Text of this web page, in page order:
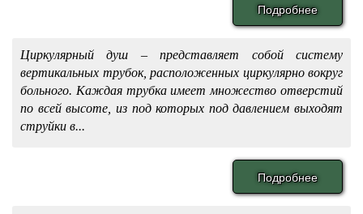
Подробнее
Циркулярный душ – представляет собой систему
вертикальных трубок, расположенных циркулярно вокруг
больного. Каждая трубка имеет множество отверстий
по всей высоте, из под которых под давлением выходят
струйки в...
Подробнее